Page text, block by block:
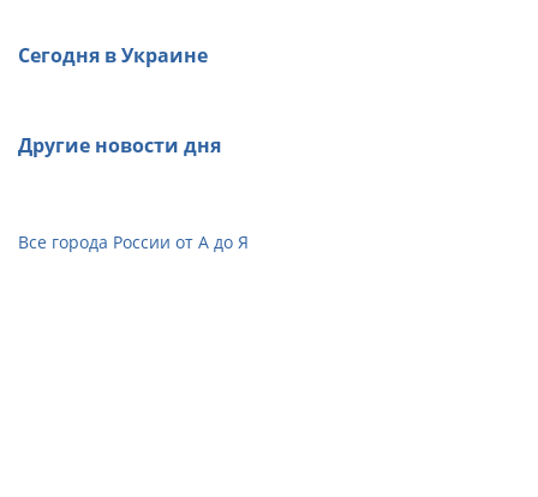
Сегодня в Украине
Другие новости дня
Все города России от А до Я